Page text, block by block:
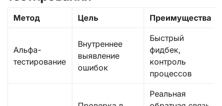
Метод Цель Преимущества
Альфа-
тестирование
Внутреннее
выявление
ошибок
Быстрый
фидбек,
контроль
процессов
Реальная